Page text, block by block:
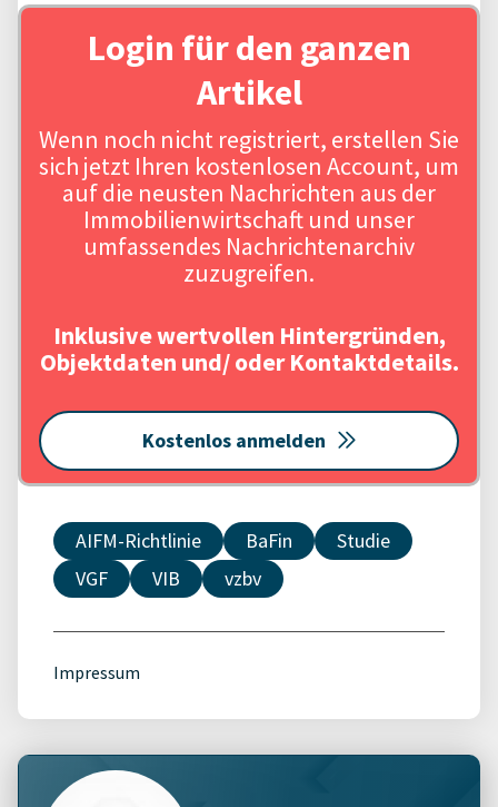
Login für den ganzen
Artikel
Wenn noch nicht registriert, erstellen Sie
sich jetzt Ihren kostenlosen Account, um
auf die neusten Nachrichten aus der
Immobilienwirtschaft und unser
umfassendes Nachrichtenarchiv
zuzugreifen.
Inklusive wertvollen Hintergründen,
Objektdaten und/ oder Kontaktdetails.
Kostenlos anmelden
AIFM-Richtlinie BaFin
Studie
VGF
VIB vzbv
Impressum